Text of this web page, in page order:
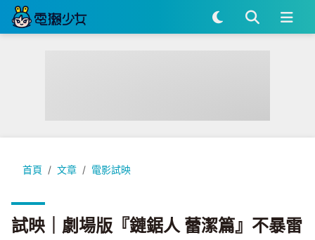
首頁 文章 電影試映
試映｜劇場版『鏈鋸人 蕾潔篇』不暴雷心得！蕾潔還是真紀真
試映｜劇場版『鏈鋸人 蕾潔篇』不暴雷